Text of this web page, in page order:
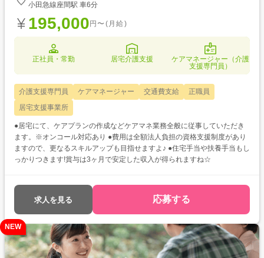
小田急線座間駅 車6分
195,000 円〜(月給)
正社員・常勤 居宅介護支援
ケアマネージャー（介護
支援専門員）
介護支援専門員 ケアマネージャー 交通費支給
正職員
居宅支援事業所
●居宅にて、ケアプランの作成などケアマネ業務全般に従事していただき
ます。※オンコール対応あり ●費用は全額法人負担の資格支援制度があり
ますので、更なるスキルアップも目指せますよ♪ ●住宅手当や扶養手当もし
っかりつきます!賞与は3ヶ月で安定した収入が得られますね☆
求人を見る 応募する
NEW